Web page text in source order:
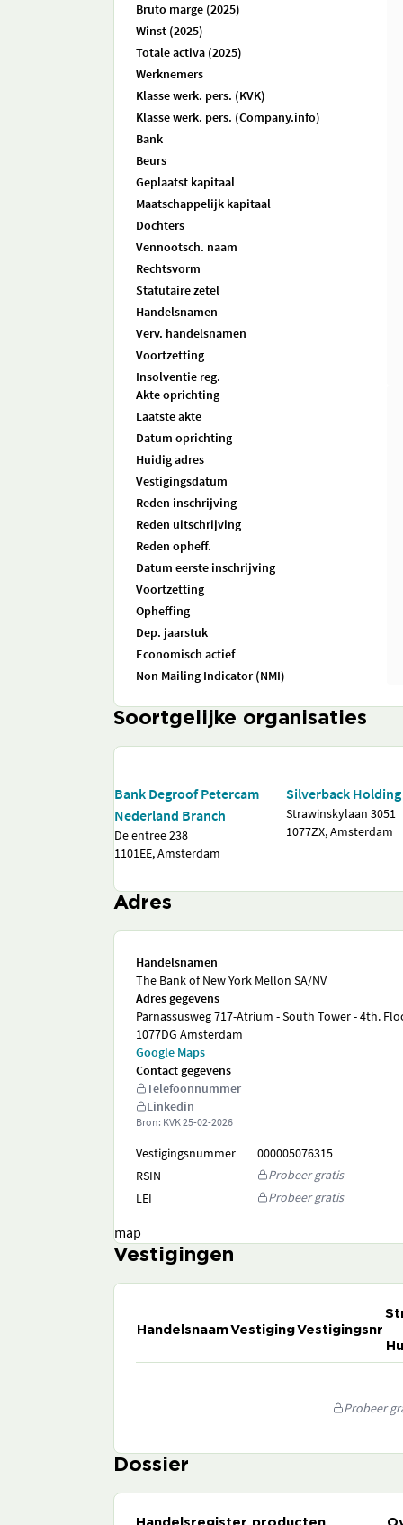
Bruto marge (2025)
Winst (2025)
Totale activa (2025)
Werknemers
Klasse werk. pers. (KVK)
Klasse werk. pers. (Company.info)
Bank
Beurs
Geplaatst kapitaal
Maatschappelijk kapitaal
Dochters
Vennootsch. naam
Rechtsvorm
Statutaire zetel
Handelsnamen
Verv. handelsnamen
Voortzetting
Insolventie reg.
Akte oprichting
Laatste akte
Datum oprichting
Huidig adres
Vestigingsdatum
Reden inschrijving
Reden uitschrijving
Reden opheff.
Datum eerste inschrijving
Voortzetting
Opheffing
Dep. jaarstuk
Economisch actief
Non Mailing Indicator (NMI)
Soortgelijke organisaties
Bank Degroof Petercam
Nederland Branch
De entree 238
1101EE, Amsterdam
Silverback Holding
Strawinskylaan 3051
1077ZX, Amsterdam
Adres
Handelsnamen
The Bank of New York Mellon SA/NV
Adres gegevens
Parnassusweg 717-Atrium - South Tower - 4th.
1077DG Amsterdam
Google Maps
Contact gegevens
Telefoonnummer
Linkedin
Bron: KVK25-02-2026
Vestigingsnummer
000005076315
RSIN
Probeer gratis
LEI
Probeer gratis
map
Vestigingen
HandelsnaamVestigingVestigingsnr
Probeer
Dossier